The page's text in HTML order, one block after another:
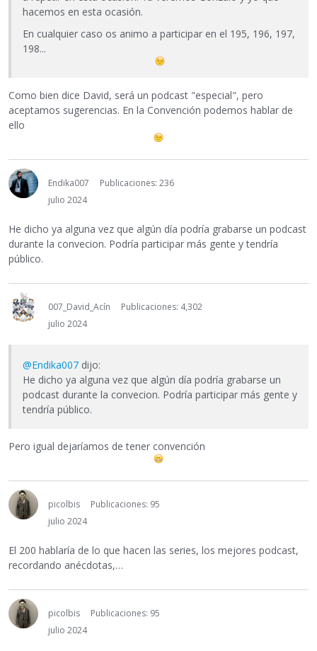
hacemos en esta ocasión.
En cualquier caso os animo a participar en el 195, 196, 197,
198...
Como bien dice David, será un podcast "especial", pero
aceptamos sugerencias. En la Convención podemos hablar de
ello
Endika007
Publicaciones: 236
julio 2024
He dicho ya alguna vez que algún día podría grabarse un podcast
durante la convecion. Podría participar más gente y tendría
público.
007_David_Acín
Publicaciones: 4,302
julio 2024
@Endika007 dijo:
He dicho ya alguna vez que algún día podría grabarse un
podcast durante la convecion. Podría participar más gente y
tendría público.
Pero igual dejaríamos de tener convención
picolbis
Publicaciones: 95
julio 2024
El 200 hablaría de lo que hacen las series, los mejores podcast,
recordando anécdotas,…
picolbis
Publicaciones: 95
julio 2024